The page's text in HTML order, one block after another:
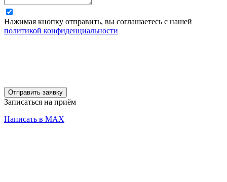
Нажимая кнопку отправить, вы соглашаетесь с нашей
политикой конфиденциальности
Отправить заявку
Записаться на приём
Написать в MAX